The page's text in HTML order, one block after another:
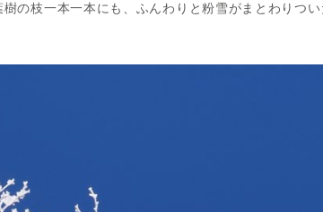
の枝一本一本にも、ふんわりと粉雪がまとわりつ